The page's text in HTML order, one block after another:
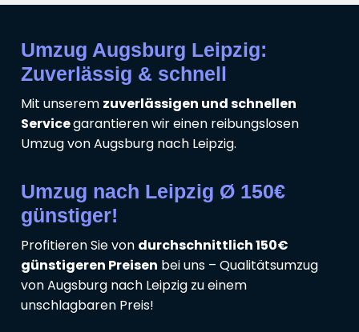
Umzug Augsburg Leipzig:
Zuverlässig & schnell
Mit unserem zuverlässigen und schnellen
Servicegarantieren wir einen reibungslosen
Umzug von Augsburg nach Leipzig.
Umzug nach Leipzig Ø 150€
günstiger!
Profitieren Sie von durchschnittlich 150€
günstigeren Preisen bei uns – Qualitätsumzug
von Augsburg nach Leipzig zu einem
unschlagbaren Preis!